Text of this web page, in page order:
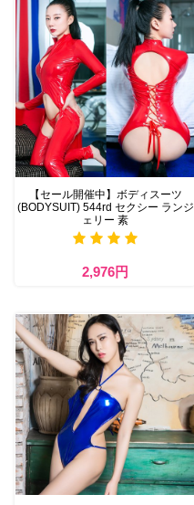
【セール開催中】ボディスーツ
(BODYSUIT) 544rd セクシー ランジ
ェリー 素
2,976円